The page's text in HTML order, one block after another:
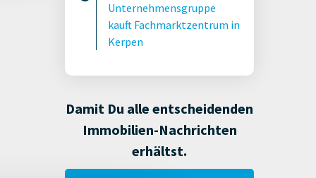
Unternehmensgruppe
kauft Fachmarktzentrum in
Kerpen
Damit Du alle entscheidenden
Immobilien-Nachrichten
erhältst.